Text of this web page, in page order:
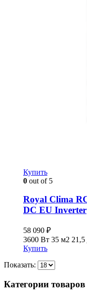
Купить
0 out of 5
Royal Clima
DC EU Inverter
58 090 ₽
3600 Вт 35 м2 21,5
Купить
Показать:
Категории товаров